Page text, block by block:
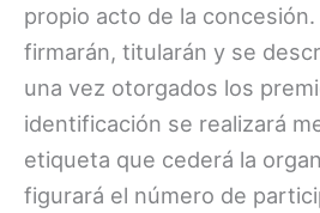
propio acto de la
firmarán, titularán y se
una vez otorgados los
identificación se realizará
etiqueta que cederá la
figurará el número de